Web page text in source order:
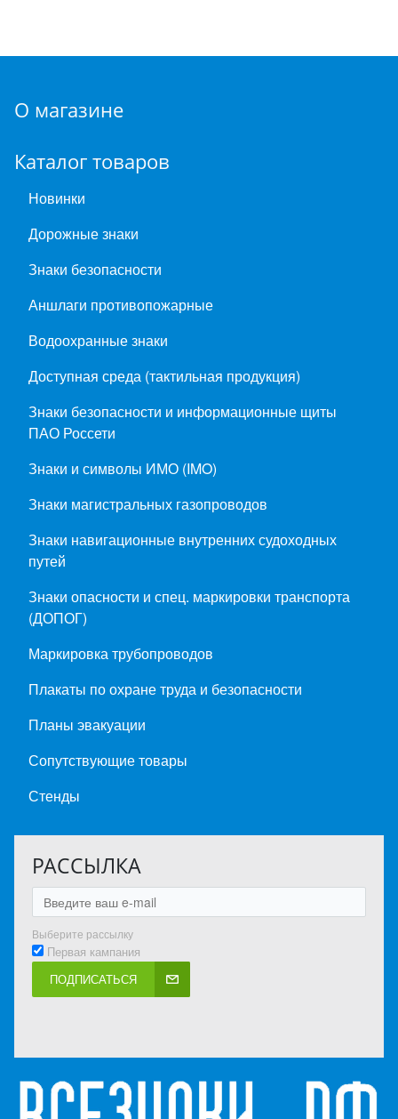
О магазине
Каталог товаров
Новинки
Дорожные знаки
Знаки безопасности
Аншлаги противопожарные
Водоохранные знаки
Доступная среда (тактильная продукция)
Знаки безопасности и информационные щиты
ПАО Россети
Знаки и символы ИМО (IMO)
Знаки магистральных газопроводов
Знаки навигационные внутренних судоходных
путей
Знаки опасности и спец. маркировки транспорта
(ДОПОГ)
Маркировка трубопроводов
Плакаты по охране труда и безопасности
Планы эвакуации
Сопутствующие товары
Стенды
РАССЫЛКА
Выберите рассылку
Первая кампания
ПОДПИСАТЬСЯ